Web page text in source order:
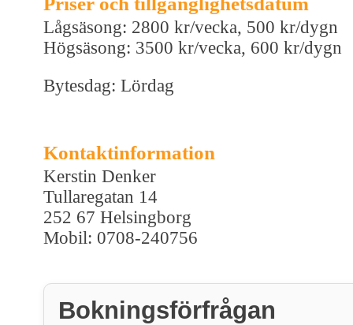
Lågsäsong: 2800 kr/vecka, 500 kr/dygn
Högsäsong: 3500 kr/vecka, 600 kr/dygn
Bytesdag: Lördag
Kontaktinformation
Kerstin Denker
Tullaregatan 14
252 67 Helsingborg
Mobil: 0708-240756
Bokningsförfrågan